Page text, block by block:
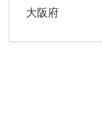
大阪府